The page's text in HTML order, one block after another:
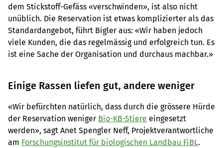
dem Stickstoff-Gefäss «verschwinden», ist also nicht
unüblich. Die Reservation ist etwas komplizierter als das
Standardangebot, führt Bigler aus: «Wir haben jedoch
viele Kunden, die das regelmässig und erfolgreich tun. Es
ist eine Sache der Organisation und durchaus machbar.»
Einige Rassen liefen gut, andere weniger
«Wir befürchten natürlich, dass durch die grössere Hürde
der Reservation weniger Bio-KB-Stiere eingesetzt
werden», sagt Anet Spengler Neff, Projektverantwortliche
am Forschungsinstitut für biologischen Landbau FiBL.